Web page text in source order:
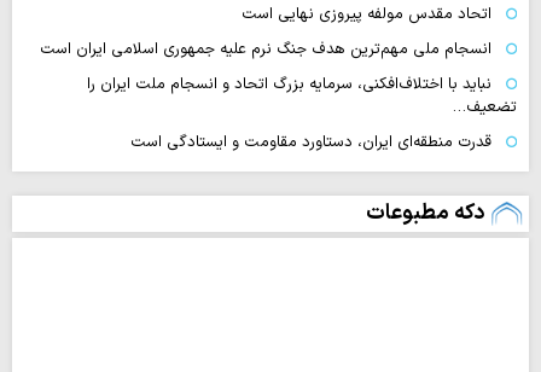
اتحاد مقدس مولفه پیروزی نهایی است
انسجام ملی مهم‌ترین هدف جنگ نرم علیه جمهوری اسلامی ایران است
نباید با اختلاف‌افکنی، سرمایه بزرگ اتحاد و انسجام ملت ایران را
تضعیف…
قدرت منطقه‌ای ایران، دستاورد مقاومت و ایستادگی است
دکه مطبوعات